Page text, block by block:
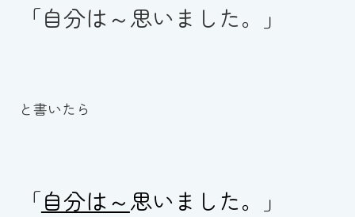
「自分は～思いました。」
と書いたら
「自分は～思いました。 」